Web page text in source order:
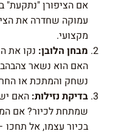
אם הציפורן "נתקעת"
עמוקה שחדרה את
מקצועי.
מבחן הלובן:נקו את
האם הוא נשאר צהבהב
נשחק והמתכת או
בדיקת נזילות:האם יש
שמתחת לכיור? אם
בכיור עצמו, אל תחכו